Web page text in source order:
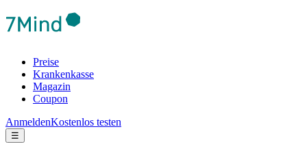
Preise
Krankenkasse
Magazin
Coupon
AnmeldenKostenlos testen
☰